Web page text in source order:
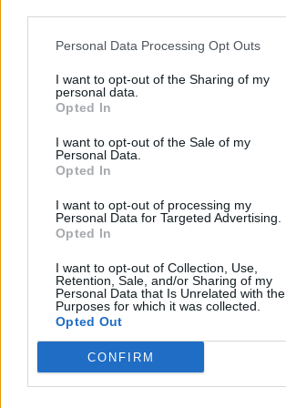
Personal Data Processing Opt Outs
I want to opt-out of the Sharing of my
personal data.
Opted In
I want to opt-out of the Sale of my
Personal Data.
Opted In
I want to opt-out of processing my
Personal Data for Targeted Advertising.
Opted In
I want to opt-out of Collection, Use,
Retention, Sale, and/or Sharing of my
Personal Data that Is Unrelated with the
Purposes for which it was collected.
Opted Out
CONFIRM
HVG Diploma különszám
egyetemi rangsor
HVG Diploma 2024
HVG Diploma rangsor 2024
oktatói kiválóság